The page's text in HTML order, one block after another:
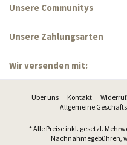
Unsere Communitys
Unsere Zahlungsarten
Wir versenden mit:
Über uns Kontakt
Allgemeine
* Alle Preise inkl. gesetzl.
Nachnahmegebühren,